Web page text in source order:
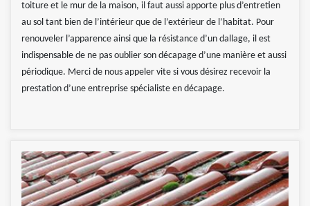
toiture et le mur de la maison, il faut aussi apporte plus d’entretien
au sol tant bien de l’intérieur que de l’extérieur de l’habitat. Pour
renouveler l’apparence ainsi que la résistance d’un dallage, il est
indispensable de ne pas oublier son décapage d’une manière et aussi
périodique. Merci de nous appeler vite si vous désirez recevoir la
prestation d’une entreprise spécialiste en décapage.